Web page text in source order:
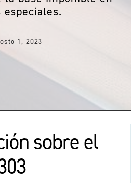
especiales.
1, 2023
sobre el